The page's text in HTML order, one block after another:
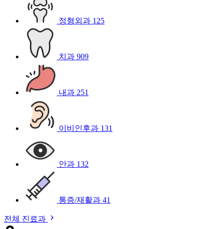
정형외과 125
치과 909
내과 251
이비인후과 131
안과 132
통증/재활과 41
전체 진료과